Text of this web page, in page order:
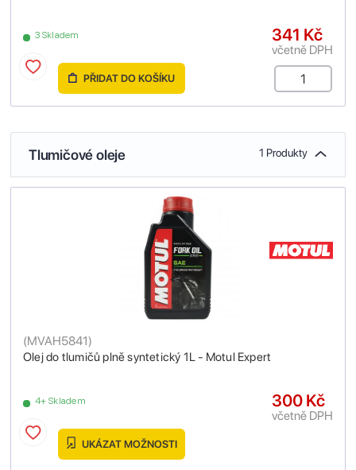
3 Skladem 341 Kč
včetně DPH
PŘIDAT DO KOŠÍKU
Tlumičové oleje 1 Produkty
Olej do tlumičů plně syntetický 1L - Motul Expert
(MVAH5841)
4+ Skladem 300 Kč
včetně DPH
UKÁZAT MOŽNOSTI